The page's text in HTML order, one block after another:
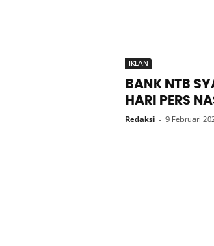
IKLAN
BANK NTB
HARI PERS
Redaksi - 9 Februari